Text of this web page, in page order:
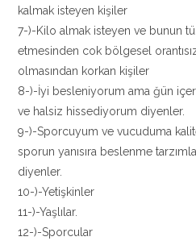
kalmak isteyen kişiler
7-)-Kilo almak isteyen ve bunun
etmesinden cok bölgesel
olmasından korkan kişiler
8-)-İyi besleniyorum ama ğün
ve halsiz hissediyorum diyenler.
9-)-Sporcuyum ve vucuduma
sporun yanısıra beslenme
diyenler.
10-)-Yetişkinler
11-)-Yaşlılar.
12-)-Sporcular